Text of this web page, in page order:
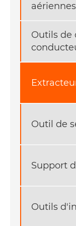
aériennes
Outils de
Outil de
Support
Outils